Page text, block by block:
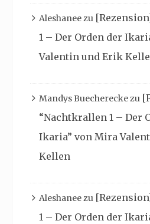
Aleshaneezu
1 – Der Orden der
Valentin und Erik
Mandys Buechereckezu
“Nachtkrallen 1 – Der
Ikaria” von Mira
Kellen
Aleshaneezu
1 – Der Orden der